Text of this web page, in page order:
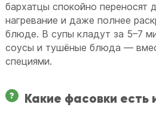
бархатцы спокойно переносят
нагревание и даже полнее
блюде. В супы кладут за 5–7
соусы и тушёные блюда —
специями.
Какие фасовки есть